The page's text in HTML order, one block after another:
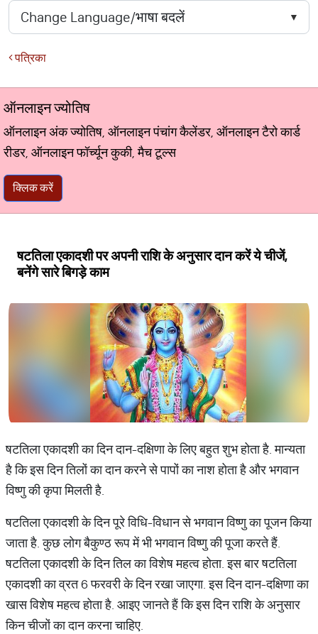
पत्रिका
ऑनलाइन ज्योतिष
ऑनलाइन अंक ज्योतिष, ऑनलाइन पंचांग कैलेंडर, ऑनलाइन टैरो कार्ड
रीडर, ऑनलाइन फॉर्च्यून कुकी, मैच टूल्स
क्लिक करें
षटतिला एकादशी पर अपनी राशि के अनुसार दान करें ये चीजें,
बनेंगे सारे बिगड़े काम
षटतिला एकादशी का दिन दान-दक्षिणा के लिए बहुत शुभ होता है. मान्यता
है कि इस दिन तिलों का दान करने से पापों का नाश होता है और भगवान
विष्णु की कृपा मिलती है.
षटतिला एकादशी के दिन पूरे विधि-विधान से भगवान विष्णु का पूजन किया
जाता है. कुछ लोग बैकुण्ठ रूप में भी भगवान विष्णु की पूजा करते हैं.
षटतिला एकादशी के दिन तिल का विशेष महत्व होता. इस बार षटतिला
एकादशी का व्रत 6 फरवरी के दिन रखा जाएगा. इस दिन दान-दक्षिणा का
खास विशेष महत्व होता है. आइए जानते हैं कि इस दिन राशि के अनुसार
किन चीजों का दान करना चाहिए.